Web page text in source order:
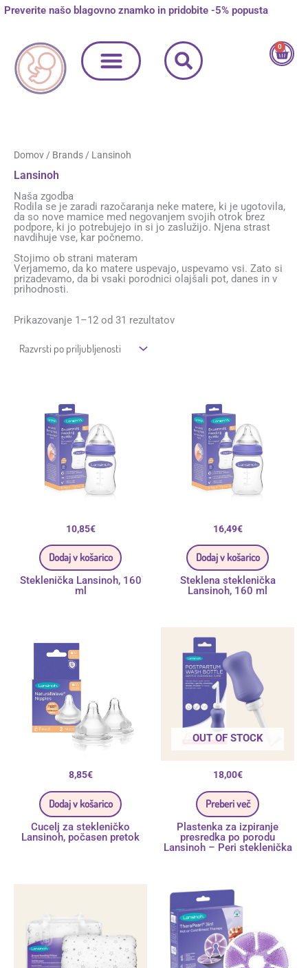
Skip
toPreverite našo blagovno znamko in pridobite -5% popusta
0
Cart
Domov/ Brands/ Lansinoh
Lansinoh
Naša zgodba
Rodila se je zaradi razočaranja neke matere, ki je ugotovila,
da so nove mamice med negovanjem svojih otrok brez
podpore, ki jo potrebujejo in si jo zaslužijo. Njena strast
navdihuje vse, kar počnemo.
Stojimo ob strani materam
Verjamemo, da ko matere uspevajo, uspevamo vsi. Zato si
prizadevamo, da bi vsaki porodnici olajšali pot, danes in v
prihodnosti.
Prikazovanje 1–12 od 31 rezultatov
Razvrščeno
po
10,85€
Dodaj v košarico
Steklenička Lansinoh, 160
ml
16,49€
Dodaj v košarico
Steklena steklenička
Lansinoh, 160 ml
8,85€
Dodaj v košarico
Cucelj za stekleničko
Lansinoh, počasen pretok
OUT OF STOCK
18,00€
Preberi več
Plastenka za izpiranje
presredka po porodu
Lansinoh – Peri steklenička